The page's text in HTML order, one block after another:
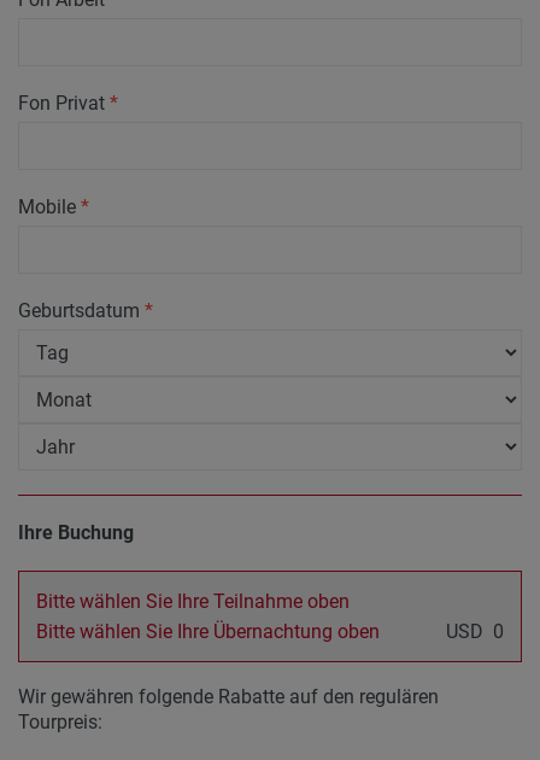
Fon Privat *
Mobile *
Geburtsdatum *
Ihre Buchung
Bitte wählen Sie Ihre Teilnahme oben
Bitte wählen Sie Ihre Übernachtung oben
USD 0
Wir gewähren folgende Rabatte auf den regulären
Tourpreis: